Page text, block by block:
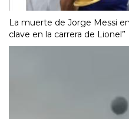
La muerte de Jorge Messi
clave en la carrera de Lionel”